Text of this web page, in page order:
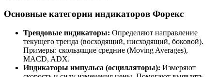
Основные категории индикаторов Форекс
Трендовые индикаторы: Определяют направление
текущего тренда (восходящий, нисходящий, боковой).
Примеры: скользящие средние (Moving Averages),
MACD, ADX.
Индикаторы импульса (осцилляторы): Измеряют